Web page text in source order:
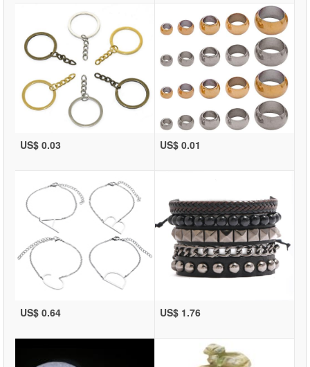
US$ 0.03 US$ 0.01
US$ 0.64 US$ 1.76